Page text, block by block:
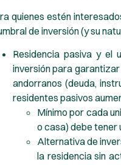
quienes estén
de inversión (y su
Residencia pasiva y el
inversión para garantizar
andorranos (deuda,
residentes pasivos
Mínimo por cada
o casa) debe tener
Alternativa de
la residencia sin